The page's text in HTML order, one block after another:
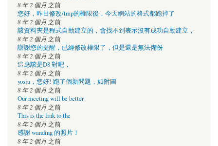
8 年 2 個月 之前
您好，昨日修改/tmp的權限後，今天網站的格式都跑掉了
8 年 2 個月 之前
該資料夾是程式自動建立的，會找不到表示沒有成功自動建立，
8 年 2 個月 之前
謝謝您的提醒，已經修改權限了，但是還是無法備份
8 年 2 個月 之前
這應該是D8 對吧，
8 年 2 個月 之前
yosia，您好! 跑了個新問題，如附圖
8 年 2 個月 之前
Our meeting will be better
8 年 2 個月 之前
This is the link to the
8 年 2 個月 之前
感謝 wanding 的照片！
8 年 2 個月 之前